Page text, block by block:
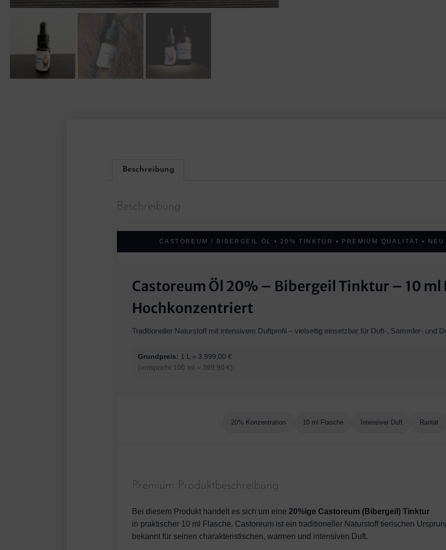
Beschreibung
Beschreibung
CASTOREUM / BIBERGEIL ÖL • 20% TINKTUR • PREMIUM QUALITÄT •
Castoreum Öl 20% – Bibergeil Tinktur – 10 ml
Hochkonzentriert
Traditioneller Naturstoff mit intensivem Duftprofil – vielseitig einsetzbar für Duft-, Sammler- und
Grundpreis: 1 L = 3.999,00 €
(entspricht 100 ml = 399,90 €)
20% Konzentration 10 ml Flasche Intensiver Duft Rarität
Premium Produktbeschreibung
Bei diesem Produkt handelt es sich um eine20%ige Castoreum (Bibergeil) Tinktur
in praktischer 10 ml Flasche. Castoreum ist ein traditioneller Naturstoff tierischen
bekannt für seinen charakteristischen, warmen und intensiven Duft.